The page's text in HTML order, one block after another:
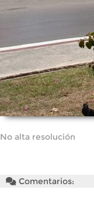
No alta resolución
Comentarios: